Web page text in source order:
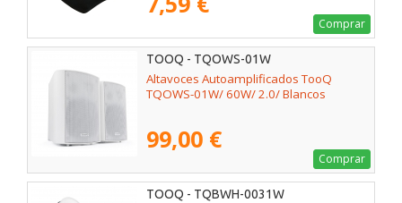
Comprar
TOOQ - TQOWS-01W
Altavoces Autoamplificados TooQ
TQOWS-01W/ 60W/ 2.0/ Blancos
99,00 €
Comprar
TOOQ - TQBWH-0031W